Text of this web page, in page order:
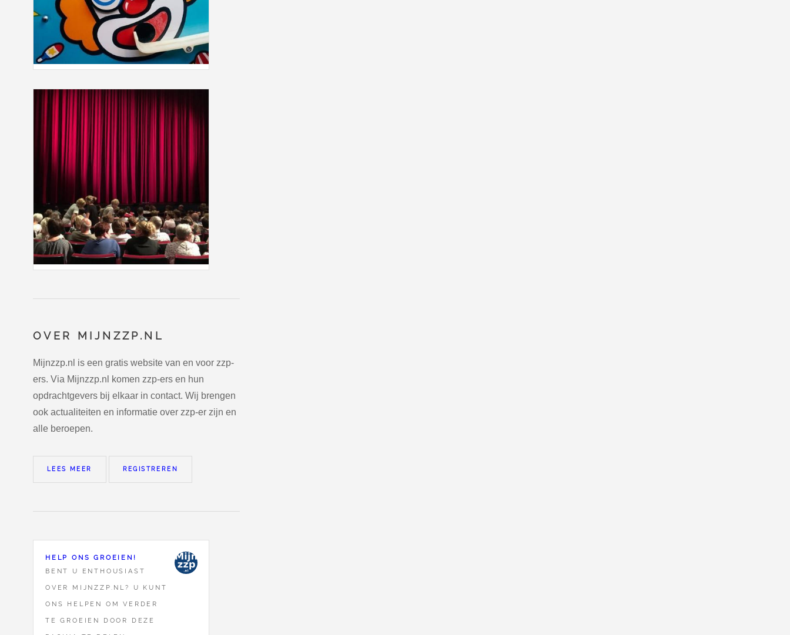
OVER MIJNZZP.NL
Mijnzzp.nl is een gratis website van en voor zzp-
ers. Via Mijnzzp.nl komen zzp-ers en hun
opdrachtgevers bij elkaar in contact. Wij brengen
ook actualiteiten en informatie over zzp-er zijn en
alle beroepen.
LEES MEER REGISTREREN
HELP ONS GROEIEN!
BENT U ENTHOUSIAST
OVER MIJNZZP.NL? U KUNT
ONS HELPEN OM VERDER
TE GROEIEN DOOR DEZE